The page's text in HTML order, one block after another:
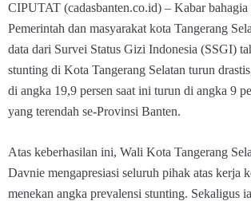
CIPUTAT (cadasbanten.co.id) – Kabar bahagia
Pemerintah dan masyarakat kota Tangerang
data dari Survei Status Gizi Indonesia (SSGI)
stunting di Kota Tangerang Selatan turun
di angka 19,9 persen saat ini turun di angka 9
yang terendah se-Provinsi Banten.
Atas keberhasilan ini, Wali Kota Tangerang
Davnie mengapresiasi seluruh pihak atas kerja
menekan angka prevalensi stunting. Sekaligus